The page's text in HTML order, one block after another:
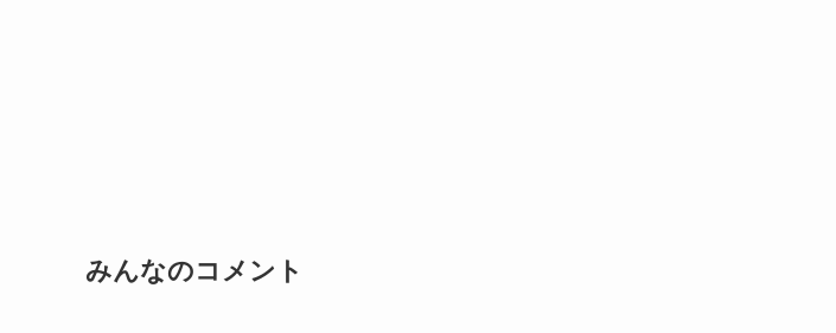
みんなのコメント